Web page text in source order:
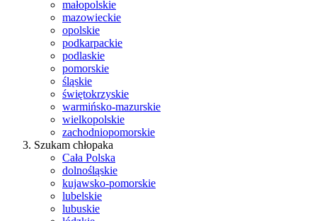
małopolskie
mazowieckie
opolskie
podkarpackie
podlaskie
pomorskie
śląskie
świętokrzyskie
warmińsko-mazurskie
wielkopolskie
zachodniopomorskie
Szukam chłopaka
Cała Polska
dolnośląskie
kujawsko-pomorskie
lubelskie
lubuskie